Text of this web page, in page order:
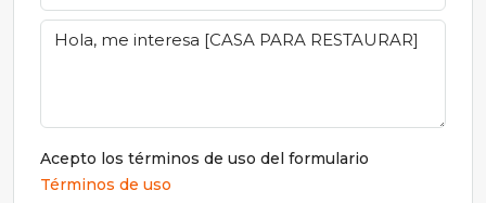
Acepto los términos de uso del formulario
Términos de uso